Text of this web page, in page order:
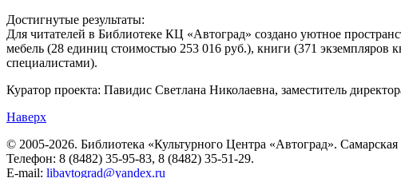
Достигнутые результаты:
Для читателей в Библиотеке КЦ «Автоград» создано уютное
мебель (28 единиц стоимостью 253 016 руб.), книги (371
специалистами).
Куратор проекта: Павидис Светлана Николаевна, заместитель
Наверх
© 2005-2026. Библиотека «Культурного Центра «Автоград».
Телефон: 8 (8482) 35-95-83, 8 (8482) 35-51-29.
E-mail: libavtograd@yandex.ru